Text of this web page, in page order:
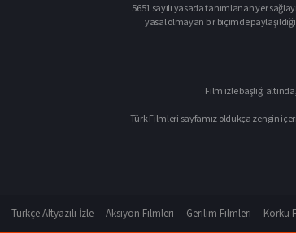
5651 sayılı yasada tanımlanan yer
yasal olmayan bir biçimde
Film izle başlığı
Türk Filmleri sayfamız oldukça zengin
Türkçe Altyazılı İzle Aksiyon Filmleri Gerilim Filmleri Korku